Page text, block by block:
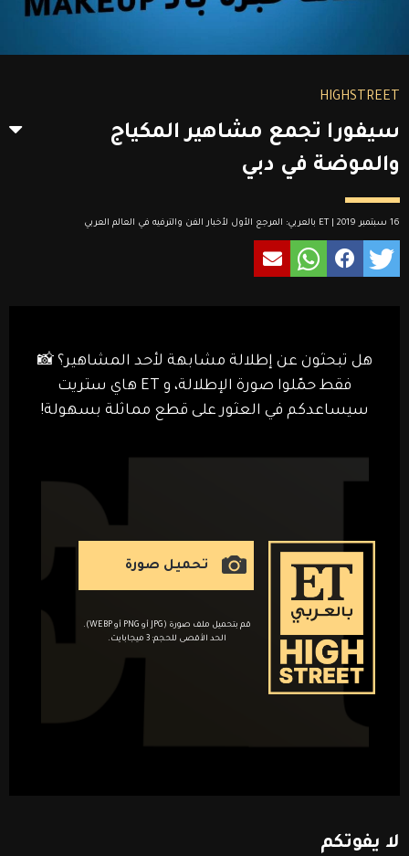
HIGHSTREET
سيفورا تجمع مشاهير المكياج
والموضة في دبي
16 سبتمبر 2019 | ET بالعربي: المرجع الأول لأخبار الفن والترفيه في العالم العربي
هل تبحثون عن إطلالة مشابهة لأحد المشاهير؟ 📸
فقط حمّلوا صورة الإطلالة، و ET هاي ستريت
سيساعدكم في العثور على قطع مماثلة بسهولة!
تحميل صورة
قم بتحميل ملف صورة (JPG أو PNG أو WEBP).
الحد الأقصى للحجم: 3 ميجابايت.
لا يفوتكم